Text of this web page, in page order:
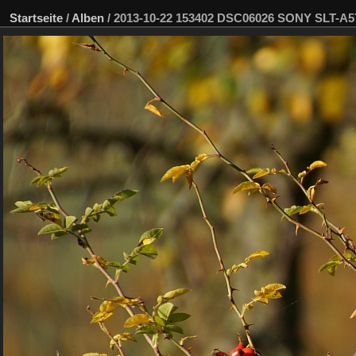
Startseite / Alben / 2013-10-22 153402 DSC06026 SONY SLT-